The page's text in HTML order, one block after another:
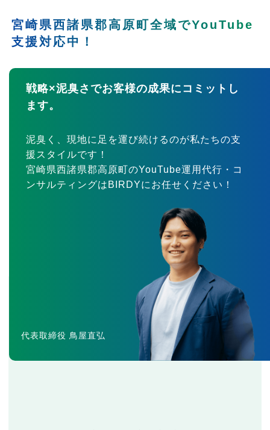
宮崎県西諸県郡高原町全域でYouTube
支援対応中！
戦略×泥臭さでお客様の成果にコミットし
ます。
泥臭く、現地に足を運び続けるのが私たちの支
援スタイルです！
宮崎県西諸県郡高原町のYouTube運用代行・コ
ンサルティングはBIRDYにお任せください！
代表取締役 鳥屋直弘